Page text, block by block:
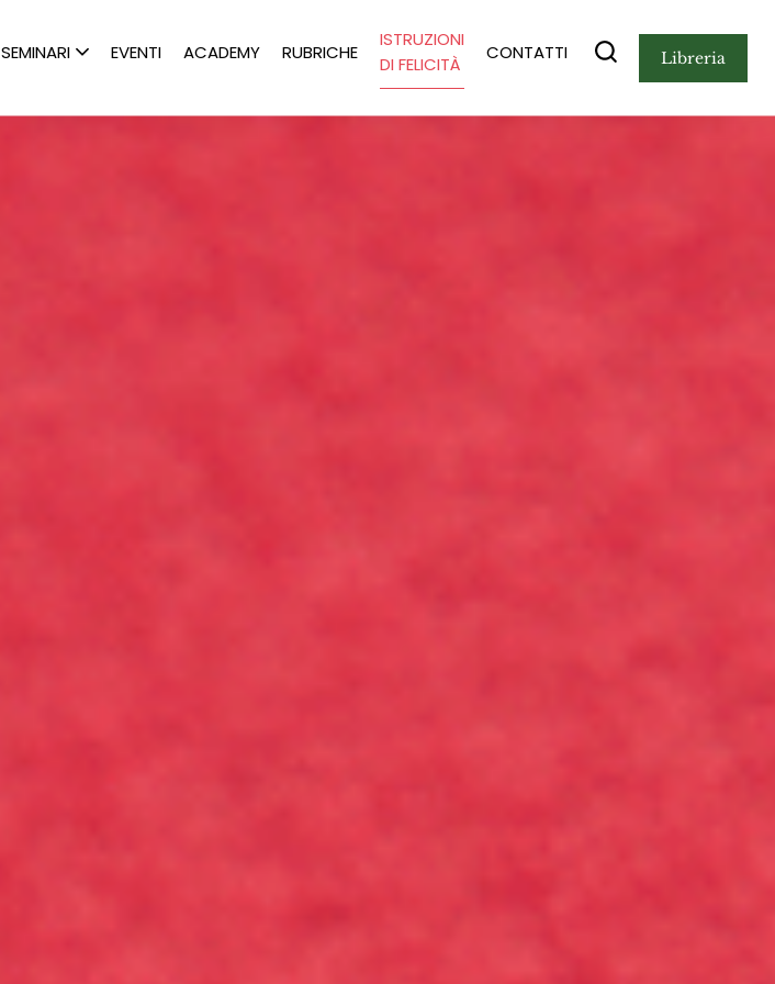
SEMINARI EVENTI ACADEMY RUBRICHE
ISTRUZIONI
DI FELICITÀ
CONTATTI libreria